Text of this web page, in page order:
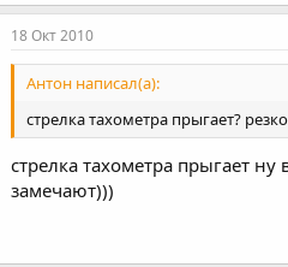
18 Окт 2010
Антон написал(а):
стрелка тахометра прыгает?
стрелка тахометра прыгает
замечают)))